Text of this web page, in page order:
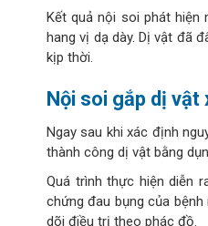
Kết quả nội soi phát hiện
hang vị dạ dày. Dị vật đã
kịp thời.
Nội soi gắp dị vật
Ngay sau khi xác định
thành công dị vật bằng
Quá trình thực hiện diễn
chứng đau bụng của
dõi điều trị theo phác đồ.